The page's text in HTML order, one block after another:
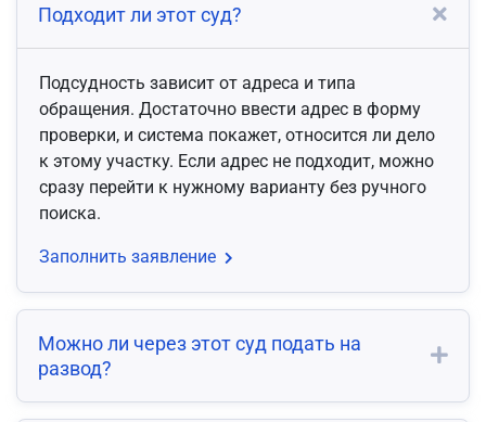
Подходит ли этот суд?
Подсудность зависит от адреса и типа
обращения. Достаточно ввести адрес в форму
проверки, и система покажет, относится ли дело
к этому участку. Если адрес не подходит, можно
сразу перейти к нужному варианту без ручного
поиска.
Заполнить заявление
Можно ли через этот суд подать на
развод?